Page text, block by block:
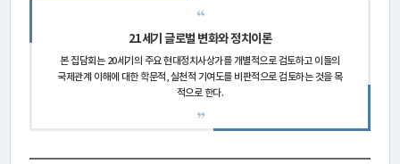
21세기 글로벌 변화와 정치이론
본 집담회는 20세기의 주요 현대정치사상가를 개별적으로 검토하고 이들의
국제관계 이해에 대한 학문적, 실천적 기여도를 비판적으로 검토하는 것을 목
적으로 한다.